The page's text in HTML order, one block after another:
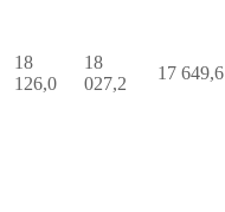
18
126,0
18
027,2
17